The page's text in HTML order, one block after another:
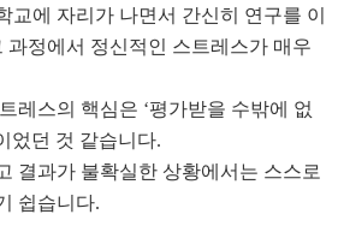
교에 자리가 나면서 간신히 연구를 이
과정에서 정신적인 스트레스가 매우
레스의 핵심은 ‘평가받을 수밖에 없
었던 것 같습니다.
결과가 불확실한 상황에서는 스스로
쉽습니다.